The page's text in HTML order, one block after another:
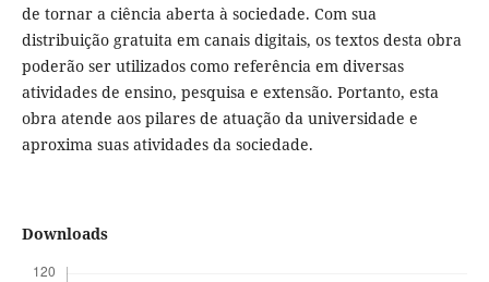
de tornar a ciência aberta à sociedade. Com sua
distribuição gratuita em canais digitais, os textos desta obra
poderão ser utilizados como referência em diversas
atividades de ensino, pesquisa e extensão. Portanto, esta
obra atende aos pilares de atuação da universidade e
aproxima suas atividades da sociedade.
Downloads